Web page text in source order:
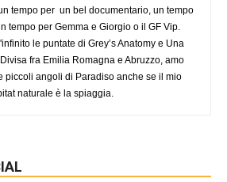
tempo per un bel documentario, un tempo
tempo per Gemma e Giorgio o il GF Vip.
le puntate di Grey’s Anatomy e Una
fra Emilia Romagna e Abruzzo, amo
piccoli angoli di Paradiso anche se il mio
naturale è la spiaggia.